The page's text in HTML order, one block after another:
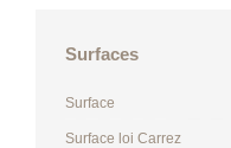
Surfaces
Surface
Surface loi Carrez